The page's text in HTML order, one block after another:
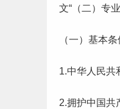
文“（二）专
（一）基本条
1.中华人民共
2.拥护中国共